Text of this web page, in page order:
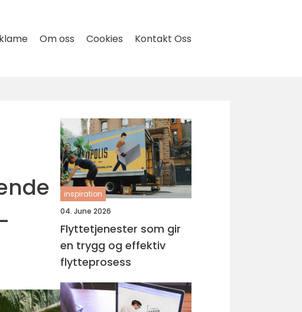
Om oss Cookies Kontakt Oss
inspiration
04. June 2026
Flyttetjenester som gir
en trygg og effektiv
flytteprosess